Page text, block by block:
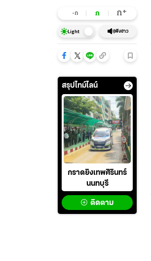
-ก ก ก+
Light ฟังข่าว
สรุปไทม์ไลน์
กราดยิงเทพศิรินทร์
นนทบุรี
ติดตาม